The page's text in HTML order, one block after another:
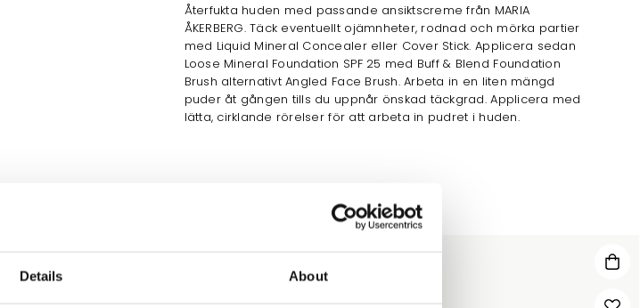
Details About
Återfukta huden med passande ansiktscreme från MARIA
ÅKERBERG. Täck eventuellt ojämnheter, rodnad och mörka partier
med Liquid Mineral Concealer eller Cover Stick. Applicera sedan
Loose Mineral Foundation SPF 25 med Buff & Blend Foundation
Brush alternativt Angled Face Brush. Arbeta in en liten mängd
puder åt gången tills du uppnår önskad täckgrad. Applicera med
lätta, cirklande rörelser för att arbeta in pudret i huden.